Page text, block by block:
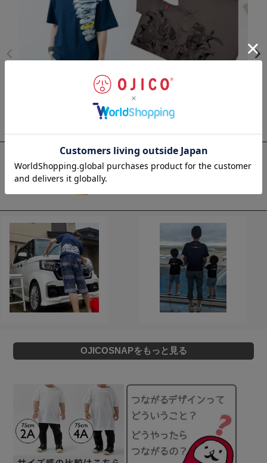
半袖Tシャツ「新幹線オールス 半袖Tシャツ 最強王図鑑 The Ul
timate Tournament×OJICO「Th
e Ultimate」
OJICOSNAPをもっと見る